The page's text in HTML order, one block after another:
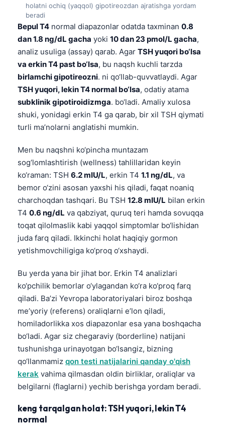
holatni ochiq (yaqqol) gipotireozdan ajratishga yordam
beradi
Bepul T4 normal diapazonlar odatda taxminan 0.8
dan 1.8 ng/dL gacha yoki 10 dan 23 pmol/L gacha,
analiz usuliga (assay) qarab. Agar TSH yuqori bo‘lsa
va erkin T4 past bo‘lsa, bu naqsh kuchli tarzda
birlamchi gipotireozni. ni qo‘llab-quvvatlaydi. Agar
TSH yuqori, lekin T4 normal bo‘lsa, odatiy atama
subklinik gipotiroidizmga. bo‘ladi. Amaliy xulosa
shuki, yonidagi erkin T4 ga qarab, bir xil TSH qiymati
turli ma’nolarni anglatishi mumkin.
Men bu naqshni ko‘pincha muntazam
sog‘lomlashtirish (wellness) tahlillaridan keyin
ko‘raman: TSH 6.2 mIU/L, erkin T4 1.1 ng/dL, va
bemor o‘zini asosan yaxshi his qiladi, faqat noaniq
charchoqdan tashqari. Bu TSH 12.8 mIU/L bilan erkin
T4 0.6 ng/dL va qabziyat, quruq teri hamda sovuqqa
toqat qilolmaslik kabi yaqqol simptomlar bo‘lishidan
juda farq qiladi. Ikkinchi holat haqiqiy gormon
yetishmovchiligiga ko‘proq o‘xshaydi.
Bu yerda yana bir jihat bor. Erkin T4 analizlari
ko‘pchilik bemorlar o‘ylagandan ko‘ra ko‘proq farq
qiladi. Ba’zi Yevropa laboratoriyalari biroz boshqa
me’yoriy (referens) oraliqlarni e’lon qiladi,
homiladorlikka xos diapazonlar esa yana boshqacha
bo‘ladi. Agar siz chegaraviy (borderline) natijani
tushunishga urinayotgan bo‘lsangiz, bizning
qo‘llanmamiz qon testi natijalarini qanday o'qish
kerak vahima qilmasdan oldin birliklar, oraliqlar va
belgilarni (flaglarni) yechib berishga yordam beradi.
keng tarqalgan holat: TSH yuqori, lekin T4
normal